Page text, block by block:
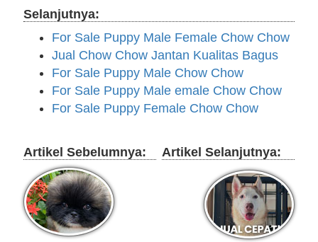
Selanjutnya:
For Sale Puppy Male Female Chow Chow
Jual Chow Chow Jantan Kualitas Bagus
For Sale Puppy Male Chow Chow
For Sale Puppy Male emale Chow Chow
For Sale Puppy Female Chow Chow
Artikel Sebelumnya: Artikel Selanjutnya: